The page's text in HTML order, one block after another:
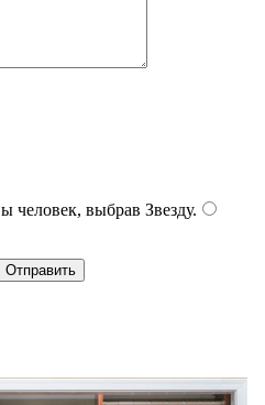
человек, выбрав Звезду.